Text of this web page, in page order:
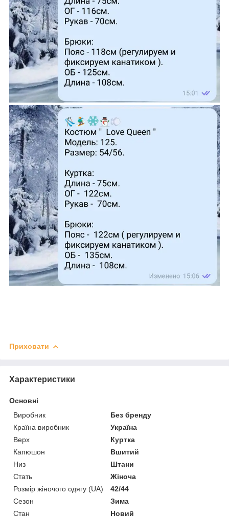
Приховати
Характеристики
Основні
Виробник
Без бренду
Країна виробник
Україна
Верх
Куртка
Капюшон
Вшитий
Низ
Штани
Стать
Жіноча
Розмір жіночого одягу (UA)
42/44
Сезон
Зима
Стан
Новий